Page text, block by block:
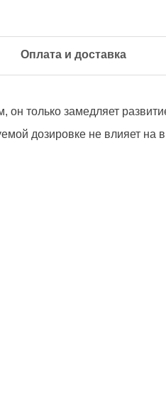
Дмитрий
может не
Оплата и доставка
только замедляет
дозировке не влияет на